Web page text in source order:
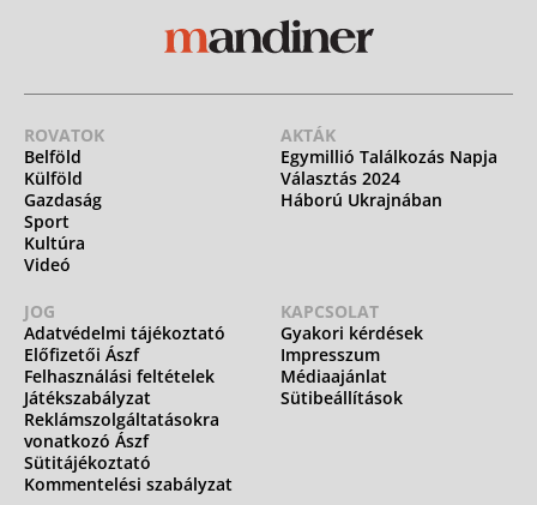
ROVATOK
Belföld
Külföld
Gazdaság
Sport
Kultúra
Videó
AKTÁK
Egymillió Találkozás Napja
Választás 2024
Háború Ukrajnában
JOG
Adatvédelmi tájékoztató
Előfizetői Ászf
Felhasználási feltételek
Játékszabályzat
Reklámszolgáltatásokra
vonatkozó Ászf
Sütitájékoztató
Kommentelési szabályzat
KAPCSOLAT
Gyakori kérdések
Impresszum
Médiaajánlat
Sütibeállítások